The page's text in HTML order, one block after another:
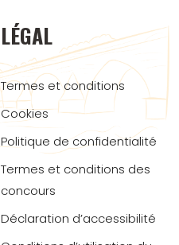
LÉGAL
Termes et conditions
Cookies
Politique de confidentialité
Termes et conditions des
concours
Déclaration d’accessibilité